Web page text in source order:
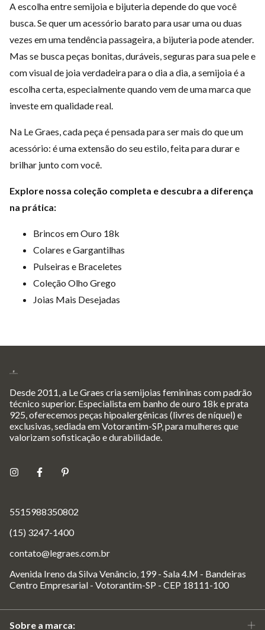
A escolha entre semijoia e bijuteria depende do que você
busca. Se quer um acessório barato para usar uma ou duas
vezes em uma tendência passageira, a bijuteria pode atender.
Mas se busca peças bonitas, duráveis, seguras para sua pele e
com visual de joia verdadeira para o dia a dia, a semijoia é a
escolha certa, especialmente quando vem de uma marca que
investe em qualidade real.
Na Le Graes, cada peça é pensada para ser mais do que um
acessório: é uma extensão do seu estilo, feita para durar e
brilhar junto com você.
Explore nossa coleção completa e descubra a diferença
na prática:
Brincos em Ouro 18k
Colares e Gargantilhas
Pulseiras e Braceletes
Coleção Olho Grego
Joias Mais Desejadas
Desde 2011, a Le Graes cria semijoias femininas com padrão
técnico superior. Especialista em banho de ouro 18k e prata
925, oferecemos peças hipoalergênicas (livres de níquel) e
exclusivas, sediada em Votorantim-SP, para mulheres que
valorizam sofisticação e durabilidade.
5515988350802
(15) 3247-1400
contato@legraes.com.br
Avenida Ireno da Silva Venâncio, 199 - Sala 4.M - Bandeiras
Centro Empresarial - Votorantim-SP - CEP 18111-100
Sobre a marca: